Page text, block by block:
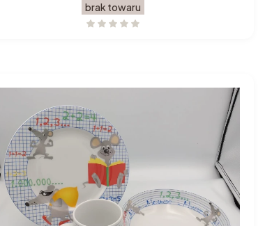
brak towaru